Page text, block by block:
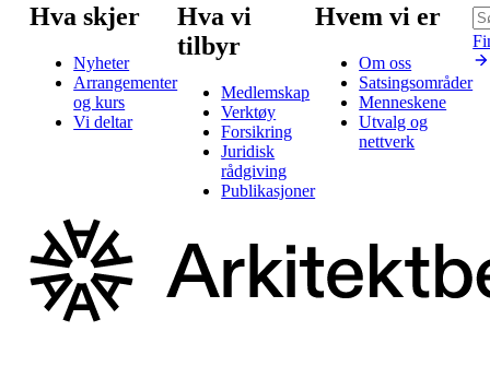
Hva skjer
Nyheter
Arrangementer
og kurs
Vi deltar
Hva vi
tilbyr
Medlemskap
Verktøy
Forsikring
Juridisk
rådgiving
Publikasjoner
Hvem vi er
Om oss
Satsingsområder
Menneskene
Utvalg og
nettverk